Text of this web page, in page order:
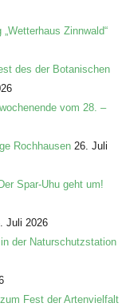
Zinnwald“
des der Botanischen
vom 28. –
Rochhausen 26. Juli
Spar-Uhu geht um!
Juli 2026
der Naturschutzstation
Fest der Artenvielfalt